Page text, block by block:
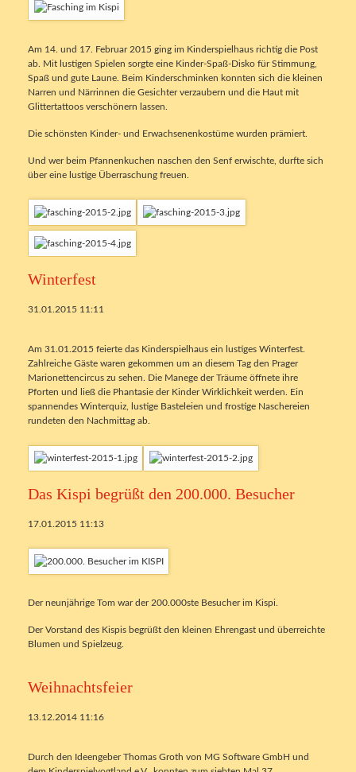
Am 14. und 17. Februar 2015 ging im Kinderspielhaus richtig die Post
ab. Mit lustigen Spielen sorgte eine Kinder-Spaß-Disko für Stimmung,
Spaß und gute Laune. Beim Kinderschminken konnten sich die kleinen
Narren und Närrinnen die Gesichter verzaubern und die Haut mit
Glittertattoos verschönern lassen.
Die schönsten Kinder- und Erwachsenenkostüme wurden prämiert.
Und wer beim Pfannenkuchen naschen den Senf erwischte, durfte sich
über eine lustige Überraschung freuen.
Winterfest
31.01.2015 11:11
Am 31.01.2015 feierte das Kinderspielhaus ein lustiges Winterfest.
Zahlreiche Gäste waren gekommen um an diesem Tag den Prager
Marionettencircus zu sehen. Die Manege der Träume öffnete ihre
Pforten und ließ die Phantasie der Kinder Wirklichkeit werden. Ein
spannendes Winterquiz, lustige Basteleien und frostige Naschereien
rundeten den Nachmittag ab.
Das Kispi begrüßt den 200.000. Besucher
17.01.2015 11:13
Der neunjährige Tom war der 200.000ste Besucher im Kispi.
Der Vorstand des Kispis begrüßt den kleinen Ehrengast und überreichte
Blumen und Spielzeug.
Weihnachtsfeier
13.12.2014 11:16
Durch den Ideengeber Thomas Groth von MG Software GmbH und